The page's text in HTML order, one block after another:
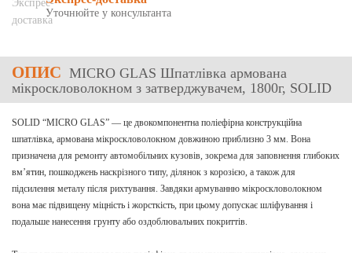
Уточнюйте у консультанта
ОПИС MICRO GLAS Шпатлівка армована
мікроскловолокном з затверджувачем, 1800г, SOLID
SOLID “MICRO GLAS” — це двокомпонентна поліефірна конструкційна
шпатлівка, армована мікроскловолокном довжиною приблизно 3 мм. Вона
призначена для ремонту автомобільних кузовів, зокрема для заповнення глибоких
вм’ятин, пошкоджень наскрізного типу, ділянок з корозією, а також для
підсилення металу після рихтування. Завдяки армуванню мікроскловолокном
вона має підвищену міцність і жорсткість, при цьому допускає шліфування і
подальше нанесення грунту або оздоблювальних покриттів.